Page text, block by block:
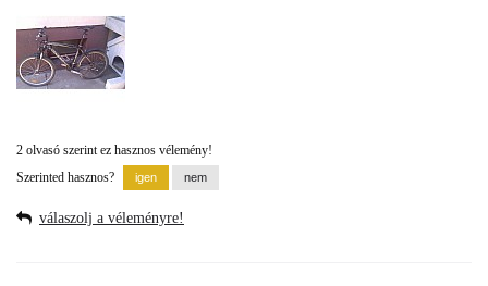
2 olvasó szerint ez hasznos vélemény!
Szerinted hasznos?
válaszolj a véleményre!